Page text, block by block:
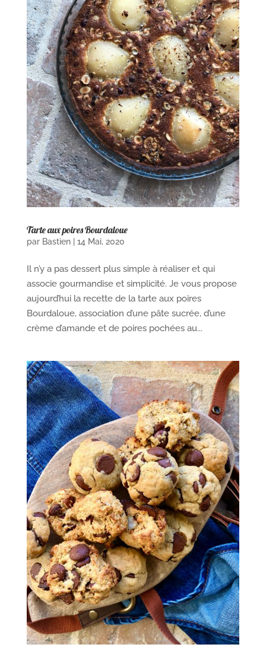
Tarte aux poires Bourdaloue
par Bastien| 14 Mai, 2020
Il n’y a pas dessert plus simple à réaliser et qui
associe gourmandise et simplicité. Je vous propose
aujourd’hui la recette de la tarte aux poires
Bourdaloue, association d’une pâte sucrée, d’une
crème d’amande et de poires pochées au...